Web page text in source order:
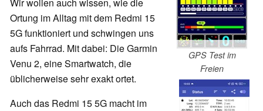
GPS Test im
Freien
Wir wollen auch wissen, wie die
Ortung im Alltag mit dem Redmi 15
5G funktioniert und schwingen uns
aufs Fahrrad. Mit dabei: Die Garmin
Venu 2, eine Smartwatch, die
üblicherweise sehr exakt ortet.
Auch das Redmi 15 5G macht im